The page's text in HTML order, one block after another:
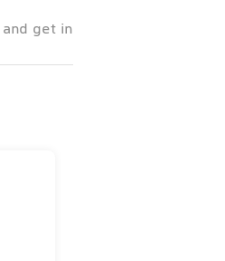
get in
you’re
game!